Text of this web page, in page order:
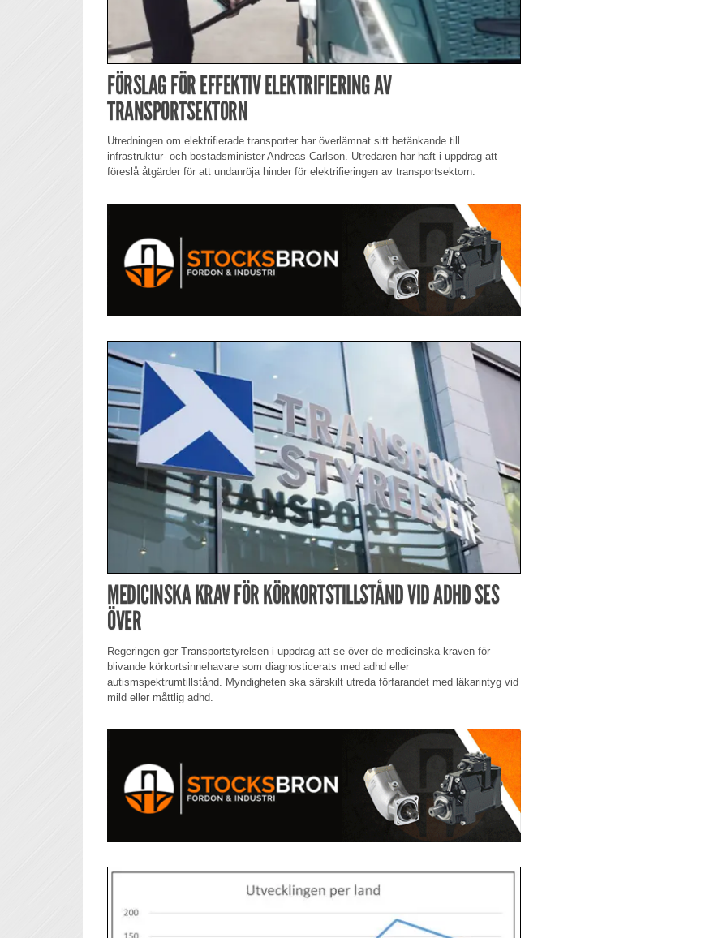
FÖRSLAG FÖR EFFEKTIV ELEKTRIFIERING AV
TRANSPORTSEKTORN
Utredningen om elektrifierade transporter har överlämnat sitt betänkande till
infrastruktur- och bostadsminister Andreas Carlson. Utredaren har haft i uppdrag att
föreslå åtgärder för att undanröja hinder för elektrifieringen av transportsektorn.
MEDICINSKA KRAV FÖR KÖRKORTSTILLSTÅND VID ADHD SES
ÖVER
Regeringen ger Transportstyrelsen i uppdrag att se över de medicinska kraven för
blivande körkortsinnehavare som diagnosticerats med adhd eller
autismspektrumtillstånd. Myndigheten ska särskilt utreda förfarandet med läkarintyg vid
mild eller måttlig adhd.